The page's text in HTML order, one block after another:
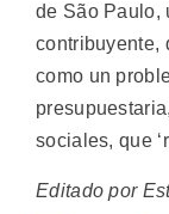
de São Paulo,
contribuyente,
como un
sociales, que
Editado por